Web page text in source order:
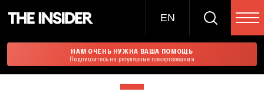
EN
НАМ ОЧЕНЬ НУЖНА ВАША ПОМОЩЬ
Подпишитесь на регулярные пожертвования